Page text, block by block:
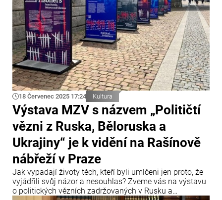
18 Červenec 2025 17:24 Kultura
Výstava MZV s názvem „Političtí
vězni z Ruska, Běloruska a
Ukrajiny“ je k vidění na Rašínově
nábřeží v Praze
Jak vypadají životy těch, kteří byli umlčeni jen proto, že
vyjádřili svůj názor a nesouhlas? Zveme vás na výstavu
o politických vězních zadržovaných v Rusku a